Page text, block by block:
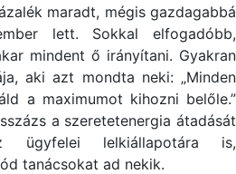
maradt, mégis gazdagabbá
lett. Sokkal elfogadóbb,
mindent ő irányítani. Gyakran
aki azt mondta neki: „Minden
a maximumot kihozni belőle.”
a szeretetenergia átadását
ügyfelei lelkiállapotára is,
tanácsokat ad nekik.